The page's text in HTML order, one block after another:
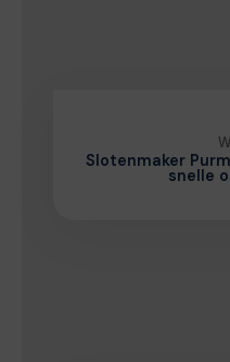
Slotenmaker
snelle